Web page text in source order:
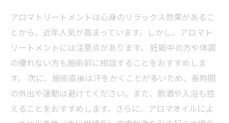
アロマトリートメントは心身のリラックス効果があるこ
とから、近年人気が高まっています。しかし、アロマト
リートメントには注意点があります。 妊娠中の方や体調
の優れない方も施術前に相談することをおすすめしま
す。 次に、施術直後は汗をかくことが多いため、長時間
の外出や運動は避けてください。また、飲酒や入浴も控
えることをおすすめします。さらに、アロマオイルによ